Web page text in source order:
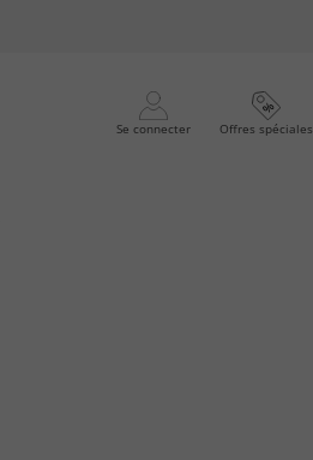
Se connecter Offres spéciales